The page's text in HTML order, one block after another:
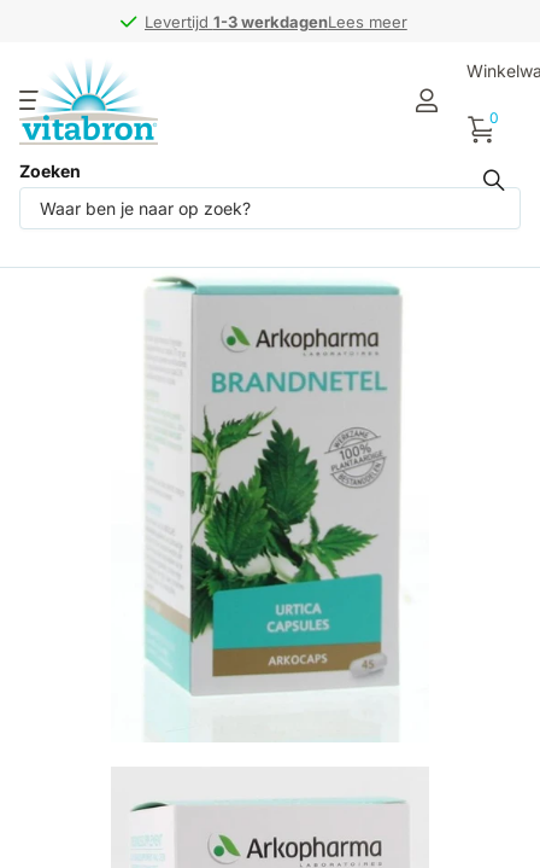
Levertijd 1-3 werkdagenLees meer
Levertijd 1-3 werkdagen
Zoeken
0